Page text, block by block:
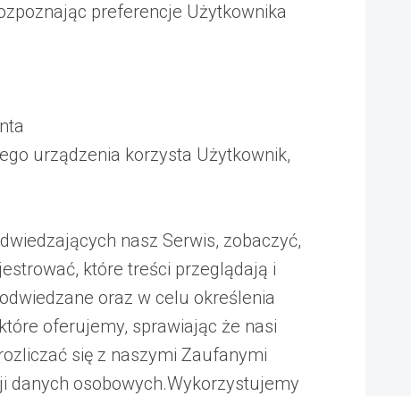
preferencje Użytkownika
urządzenia korzysta Użytkownik,
nasz Serwis, zobaczyć,
które treści przeglądają i
oraz w celu określenia
oferujemy, sprawiając że nasi
się z naszymi Zaufanymi
danych osobowych.Wykorzystujemy